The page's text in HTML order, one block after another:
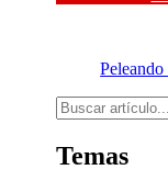
Buscar
Temas